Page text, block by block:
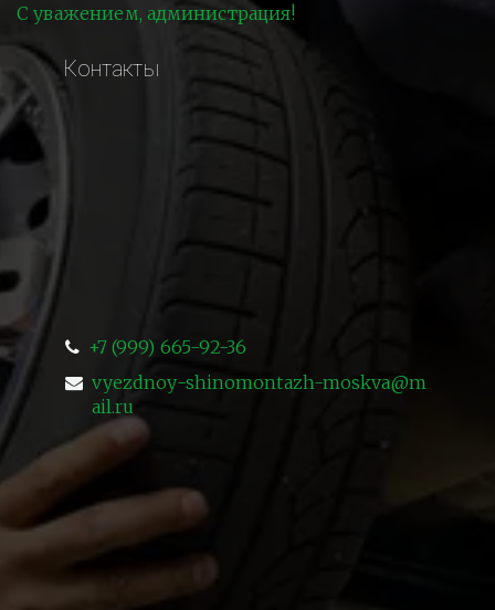
С уважением, администрация!
Контакты
+7 (999) 665-92-36
vyezdnoy-shinomontazh-moskva@m
ail.ru